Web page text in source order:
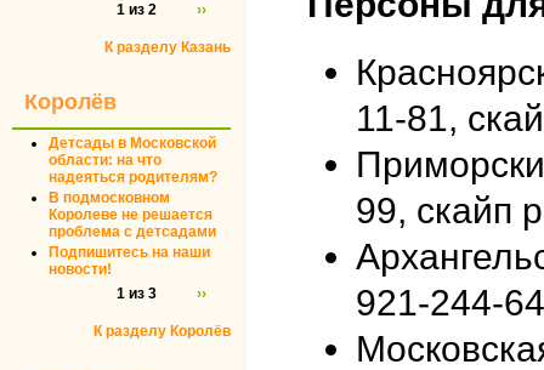
1 из 2
››
К разделу Казань
Королёв
Детсады в Московской
области: на что
надеяться родителям?
В подмосковном
Королеве не решается
проблема с детсадами
Подпишитесь на наши
новости!
1 из 3
››
К разделу Королёв
11-81,
99, скайп
921-244-